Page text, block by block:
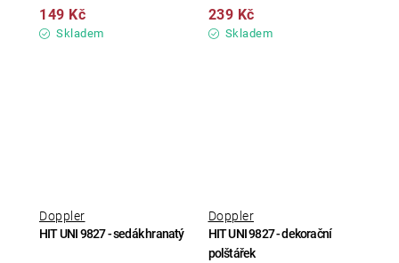
Skladem
149 Kč
Skladem
239 Kč
HIT UNI 9827 - sedák hranatý
Doppler
HIT UNI 9827 - dekorační
polštářek
Doppler